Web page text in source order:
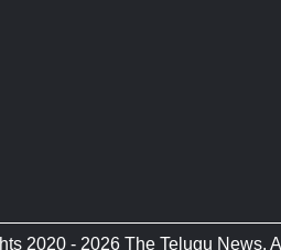
2020 - 2026 The Telugu News.